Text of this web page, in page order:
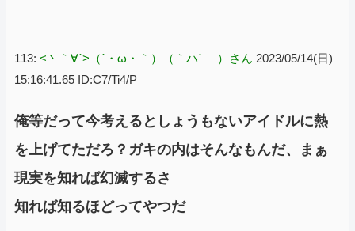
113: <丶｀∀´>（´・ω・｀）（｀ハ´ ）さん 2023/05/14(日)
15:16:41.65 ID:C7/Ti4/P
俺等だって今考えるとしょうもないアイドルに熱
を上げてただろ？ガキの内はそんなもんだ、まぁ
現実を知れば幻滅するさ
知れば知るほどってやつだ